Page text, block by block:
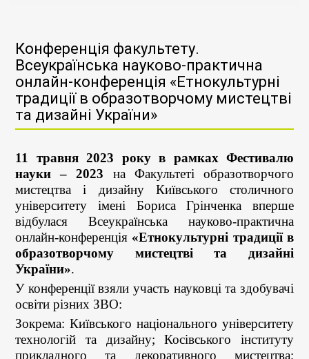
Конференція факультету.
Всеукраїнська науково-практична
онлайн-конференція «Етнокультурні
традиції в образотворчому мистецтві
та дизайні України»
11 травня 2023 року в рамках Фестивалю
науки – 2023 на Факультеті образотворчого
мистецтва і дизайну Київського столичного
університету імені Бориса Грінченка вперше
відбулася Всеукраїнська науково-практична
онлайн-конференція «Етнокультурні традиції в
образотворчому мистецтві та дизайні
України».
У конференції взяли участь науковці та здобувачі
освіти різних ЗВО:
Зокрема: Київського національного університету
технологій та дизайну; Косівського інституту
прикладного та декоративного мистецтва;